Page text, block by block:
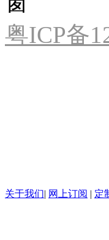
粤ICP备
关于我们| 网上订阅 | 定